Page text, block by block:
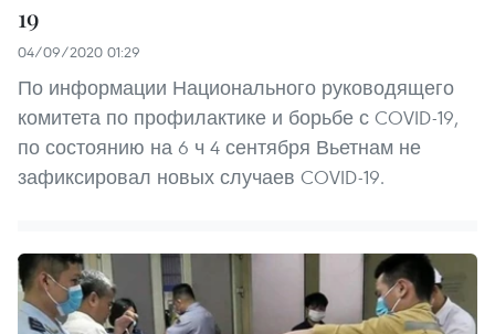
19
04/09/2020 01:29
По информации Национального руководящего
комитета по профилактике и борьбе с COVID-19,
по состоянию на 6 ч 4 сентября Вьетнам не
зафиксировал новых случаев COVID-19.